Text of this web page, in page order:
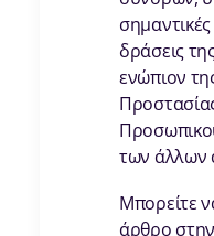
δράσεις
ενώπιον
των άλλων
Μπορείτε
άρθρο